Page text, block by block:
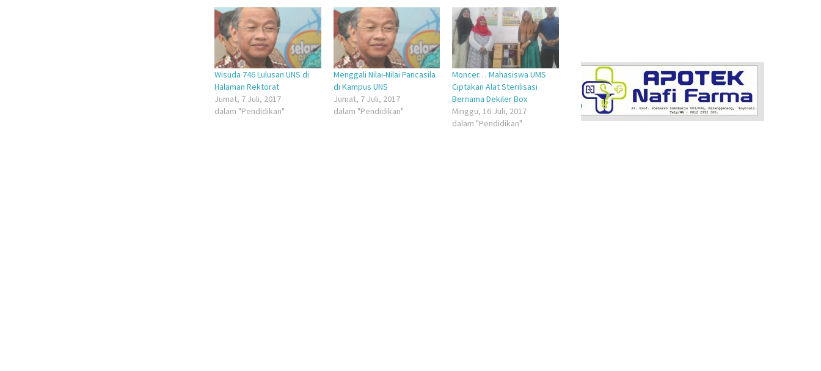
di
jendela
yang
baru)
di
jendela
yang
baru)
(Membuka
di
jendela
yang
baru)
di
jendela
yang
baru)
Wisuda 746 Lulusan UNS di
Halaman Rektorat
Jumat, 7 Juli, 2017
dalam "Pendidikan"
Menggali Nilai-Nilai Pancasila
di Kampus UNS
Jumat, 7 Juli, 2017
dalam "Pendidikan"
Moncer… Mahasiswa UMS
Ciptakan Alat Sterilisasi
Bernama Dekiler Box
Minggu, 16 Juli, 2017
dalam "Pendidikan"